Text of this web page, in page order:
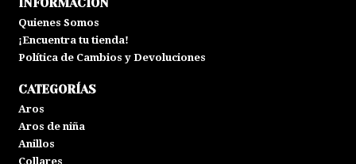
INFORMACIÓN
Quienes Somos
¡Encuentra tu tienda!
Política de Cambios y Devoluciones
CATEGORÍAS
Aros
Aros de niña
Anillos
Collares